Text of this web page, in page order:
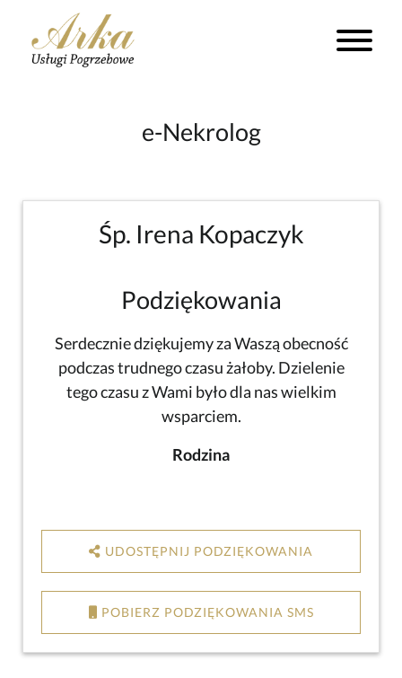
e-Nekrolog
Śp. Irena Kopaczyk
Podziękowania
Serdecznie dziękujemy za Waszą obecność
podczas trudnego czasu żałoby. Dzielenie
tego czasu z Wami było dla nas wielkim
wsparciem.
Rodzina
UDOSTĘPNIJ PODZIĘKOWANIA
POBIERZ PODZIĘKOWANIA SMS